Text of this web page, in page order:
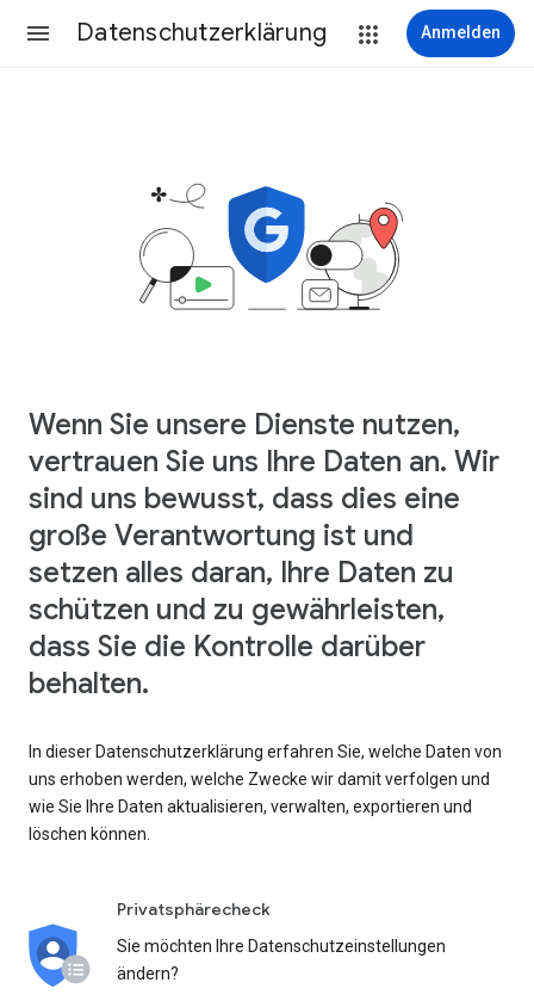
Datenschutzerklärung Anmelden
Wenn Sie unsere Dienste nutzen,
vertrauen Sie uns Ihre Daten an. Wir
sind uns bewusst, dass dies eine
große Verantwortung ist und
setzen alles daran, Ihre Daten zu
schützen und zu gewährleisten,
dass Sie die Kontrolle darüber
behalten.
In dieser Datenschutzerklärung erfahren Sie, welche Daten von
uns erhoben werden, welche Zwecke wir damit verfolgen und
wie Sie Ihre Daten aktualisieren, verwalten, exportieren und
löschen können.
Privatsphärecheck
Sie möchten Ihre Datenschutzeinstellungen
ändern?